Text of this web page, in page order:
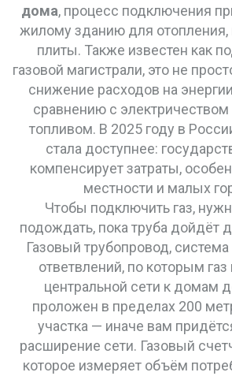
дома, процесс подключения
жилому зданию для отопления,
плиты. Также известен как
газовой магистрали, это не
снижение расходов на
сравнению с
топливом. В 2025 году в
стала доступнее:
компенсирует затраты,
местности и малых
Чтобы подключить газ,
подождать, пока труба дойдёт
Газовый трубопровод, система
ответвлений, по которым газ
центральной сети к домам
проложен в пределах 200
участка — иначе вам
расширение сети. Газовый
которое измеряет объём